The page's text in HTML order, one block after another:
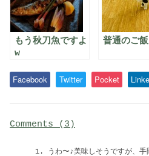
もう秋刀魚ですよ
w
普通のご飯
Facebook Twitter Pocket
Comments (3)
うわ〜♪美味しそうですが、手